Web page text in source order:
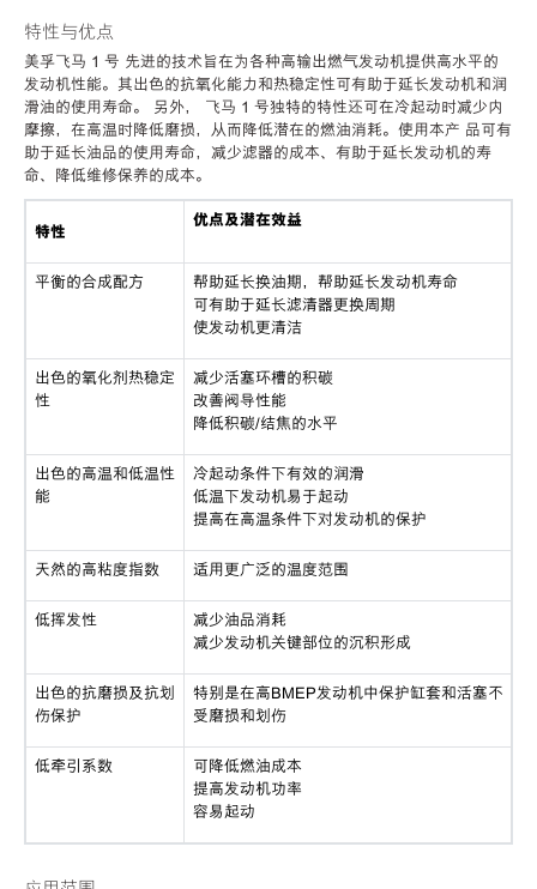
特性与优点
美孚飞马 1 号 先进的技术旨在为各种高输出燃气发动机提供高水平的
发动机性能。其出色的抗氧化能力和热稳定性可有助于延长发动机和润
滑油的使用寿命。 另外， 飞马 1 号独特的特性还可在冷起动时减少内
摩擦，在高温时降低磨损，从而降低潜在的燃油消耗。使用本产 品可有
助于延长油品的使用寿命，减少滤器的成本、有助于延长发动机的寿
命、降低维修保养的成本。
特性
优点及潜在效益
平衡的合成配方
帮助延长换油期，帮助延长发动机寿命
可有助于延长滤清器更换周期
使发动机更清洁
出色的氧化剂热稳定
性
减少活塞环槽的积碳
改善阀导性能
降低积碳/结焦的水平
出色的高温和低温性
能
冷起动条件下有效的润滑
低温下发动机易于起动
提高在高温条件下对发动机的保护
天然的高粘度指数 适用更广泛的温度范围
低挥发性
减少油品消耗
减少发动机关键部位的沉积形成
出色的抗磨损及抗划
伤保护
特别是在高BMEP发动机中保护缸套和活塞不
受磨损和划伤
低牵引系数
可降低燃油成本
提高发动机功率
容易起动